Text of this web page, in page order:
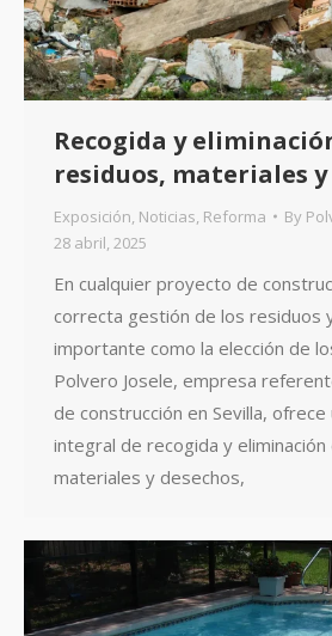
Recogida y
residuos, materiales y
Exposición Noticias Reforma By
28 abril, 2025
En cualquier proyecto de
correcta gestión de los residuos
importante como la elección de
Polvero Josele, empresa
de construcción en Sevilla, ofrece
integral de recogida y
materiales y desechos,